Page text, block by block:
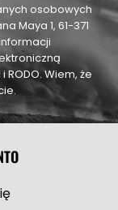
osobowych
Maya 1, 61-371
Wiem, że